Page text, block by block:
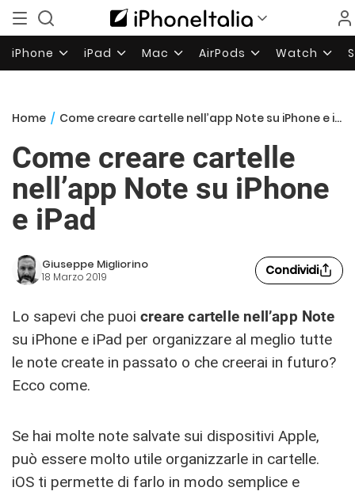
iPhone iPad Mac AirPods Watch
Home / Come creare cartelle nell’app Note su iPhone e iPad
Come creare cartelle
nell’app Note su iPhone
e iPad
Giuseppe Migliorino
18 Marzo 2019 Condividi
Lo sapevi che puoi creare cartelle nell’app Note
su iPhone e iPad per organizzare al meglio tutte
le note create in passato o che creerai in futuro?
Ecco come.
Se hai molte note salvate sui dispositivi Apple,
può essere molto utile organizzarle in cartelle.
iOS ti permette di farlo in modo semplice e